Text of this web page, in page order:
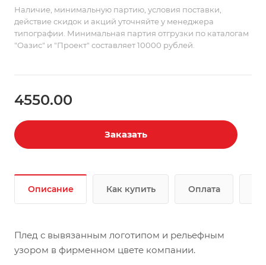
Наличие, минимальную партию, условия поставки,
действие скидок и акций уточняйте у менеджера
типографии. Минимальная партия отгрузки по каталогам
"Оазис" и "Проект" составляет 10000 рублей.
4550.00
Заказать
Описание Как купить Оплата
Плед с вывязанным логотипом и рельефным
узором в фирменном цвете компании.